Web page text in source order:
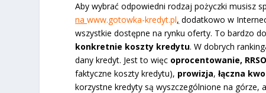
Aby wybrać odpowiedni rodzaj pożyczki musisz
nawww.gotowka-kredyt.pl, dodatkowo w
wszystkie dostępne na rynku oferty. To bardzo
konkretnie koszty kredytu. W dobrych
dany kredyt. Jest to więc oprocentowanie,
faktyczne koszty kredytu), prowizja,łączna
korzystne kredyty są wyszczególnione na górze,